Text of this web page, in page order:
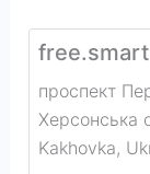
проспект
Херсонська
Kakhovka,